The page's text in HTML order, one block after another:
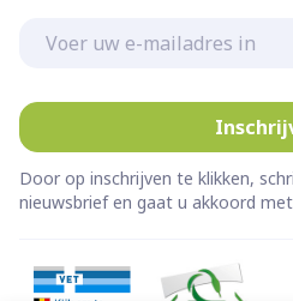
Door op inschrijven te klikken,
nieuwsbrief en gaat u akkoord